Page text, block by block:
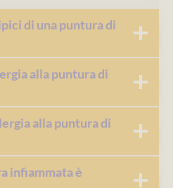
di una puntura di
alla puntura di
alla puntura di
infiammata è